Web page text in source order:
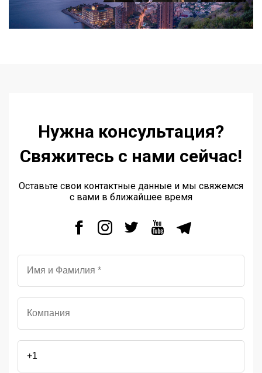
Нужна консультация?
Свяжитесь с нами сейчас!
Оставьте свои контактные данные и мы свяжемся
с вами в ближайшее время